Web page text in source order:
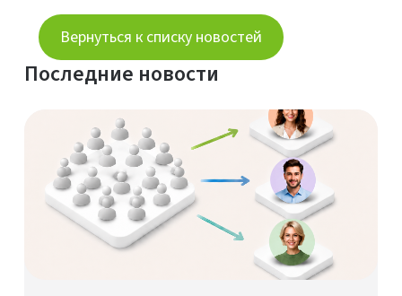
Вернуться к списку новостей
Последние новости